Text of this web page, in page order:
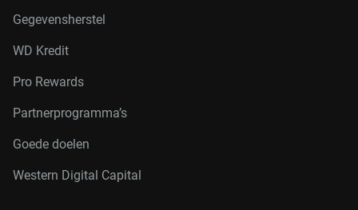
Gegevensherstel
WD Kredit
Pro Rewards
Partnerprogramma’s
Goede doelen
Western Digital Capital